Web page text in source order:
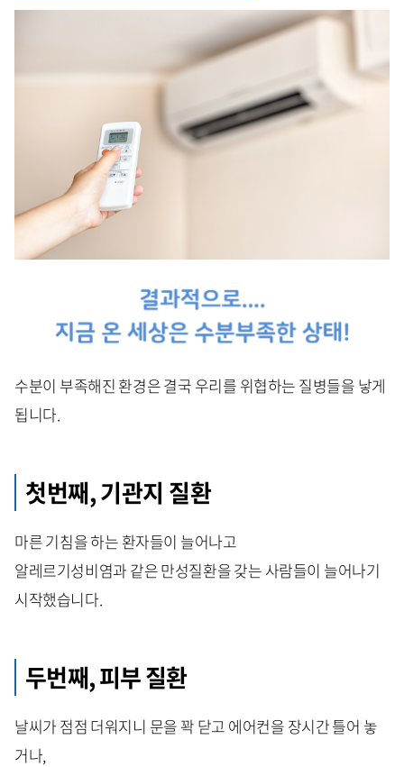
수분이 부족해진 환경은 결국 우리를 위협하는 질병들을 낳게
됩니다.
첫번째, 기관지 질환
마른 기침을 하는 환자들이 늘어나고
알레르기성비염과 같은 만성질환을 갖는 사람들이 늘어나기
시작했습니다.
두번째, 피부 질환
날씨가 점점 더워지니 문을 꽉 닫고 에어컨을 장시간 틀어 놓
거나,